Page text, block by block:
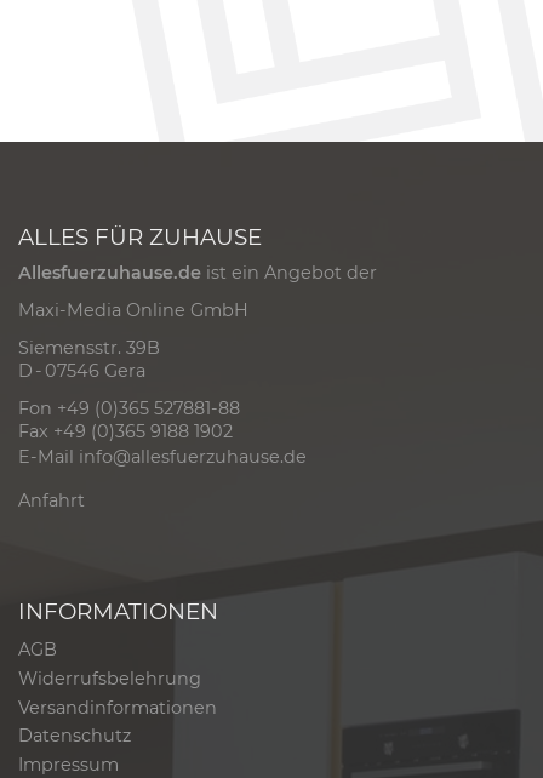
ALLES FÜR ZUHAUSE
Allesfuerzuhause.de ist ein Angebot der
Maxi-Media Online GmbH
Siemensstr. 39B
D - 07546 Gera
Fon +49 (0)365 527881-88
Fax +49 (0)365 9188 1902
E-Mail info@allesfuerzuhause.de
Anfahrt
INFORMATIONEN
AGB
Widerrufsbelehrung
Versandinformationen
Datenschutz
Impressum